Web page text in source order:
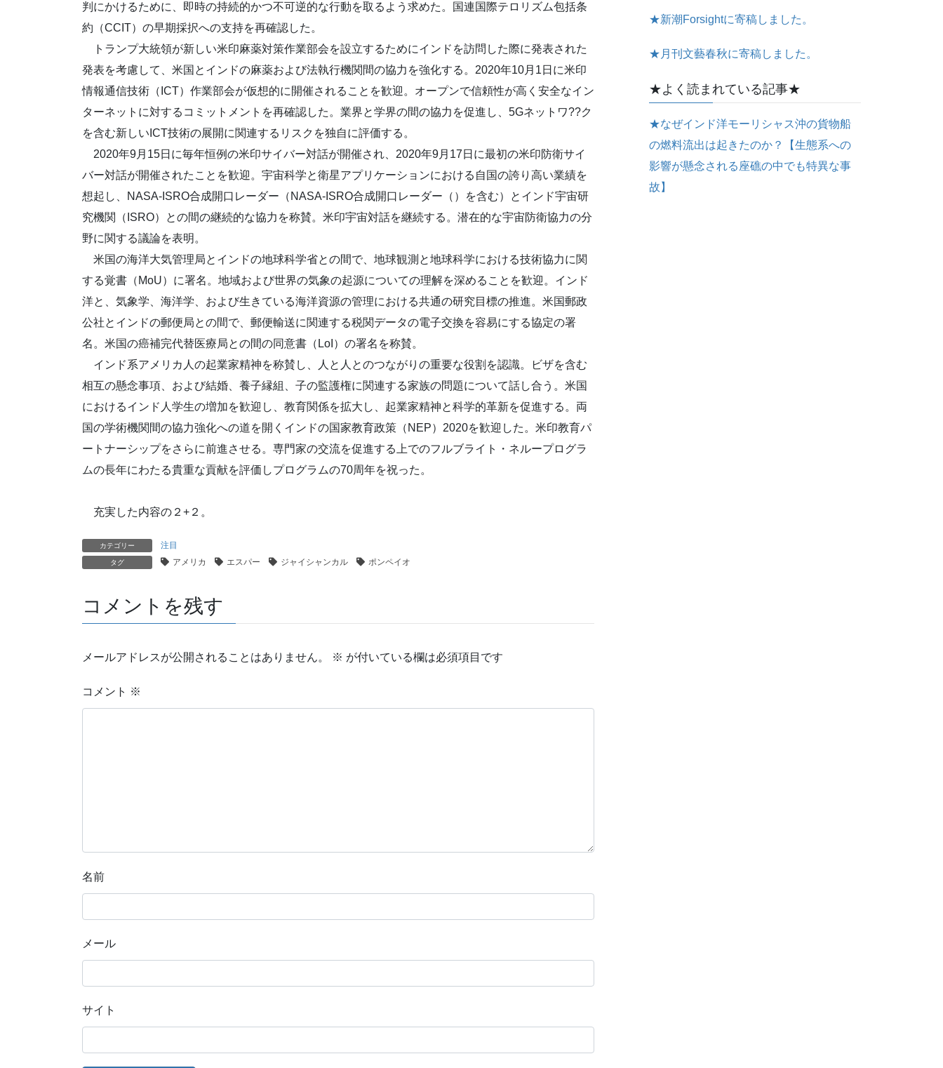
判にかけるために、即時の持続的かつ不可逆的な行動を取るよう求めた。国連国際テロリズム包括条
約（CCIT）の早期採択への支持を再確認した。
トランプ大統領が新しい米印麻薬対策作業部会を設立するためにインドを訪問した際に発表された
発表を考慮して、米国とインドの麻薬および法執行機関間の協力を強化する。2020年10月1日に米印
情報通信技術（ICT）作業部会が仮想的に開催されることを歓迎。オープンで信頼性が高く安全なイン
ターネットに対するコミットメントを再確認した。業界と学界の間の協力を促進し、5Gネットワ??ク
を含む新しいICT技術の展開に関連するリスクを独自に評価する。
2020年9月15日に毎年恒例の米印サイバー対話が開催され、2020年9月17日に最初の米印防衛サイ
バー対話が開催されたことを歓迎。宇宙科学と衛星アプリケーションにおける自国の誇り高い業績を
想起し、NASA-ISRO合成開口レーダー（NASA-ISRO合成開口レーダー（）を含む）とインド宇宙研
究機関（ISRO）との間の継続的な協力を称賛。米印宇宙対話を継続する。潜在的な宇宙防衛協力の分
野に関する議論を表明。
米国の海洋大気管理局とインドの地球科学省との間で、地球観測と地球科学における技術協力に関
する覚書（MoU）に署名。地域および世界の気象の起源についての理解を深めることを歓迎。インド
洋と、気象学、海洋学、および生きている海洋資源の管理における共通の研究目標の推進。米国郵政
公社とインドの郵便局との間で、郵便輸送に関連する税関データの電子交換を容易にする協定の署
名。米国の癌補完代替医療局との間の同意書（LoI）の署名を称賛。
インド系アメリカ人の起業家精神を称賛し、人と人とのつながりの重要な役割を認識。ビザを含む
相互の懸念事項、および結婚、養子縁組、子の監護権に関連する家族の問題について話し合う。米国
におけるインド人学生の増加を歓迎し、教育関係を拡大し、起業家精神と科学的革新を促進する。両
国の学術機関間の協力強化への道を開くインドの国家教育政策（NEP）2020を歓迎した。米印教育パ
ートナーシップをさらに前進させる。専門家の交流を促進する上でのフルブライト・ネループログラ
ムの長年にわたる貴重な貢献を評価しプログラムの70周年を祝った。
充実した内容の２+２。
カテゴリー 注目
タグ アメリカ エスパー ジャイシャンカル ポンペイオ
コメントを残す
メールアドレスが公開されることはありません。 ※ が付いている欄は必須項目です
コメント ※
名前
メール
サイト
★新潮Forsightに寄稿しました。
★月刊文藝春秋に寄稿しました。
★よく読まれている記事★
★なぜインド洋モーリシャス沖の貨物船
の燃料流出は起きたのか？【生態系への
影響が懸念される座礁の中でも特異な事
故】